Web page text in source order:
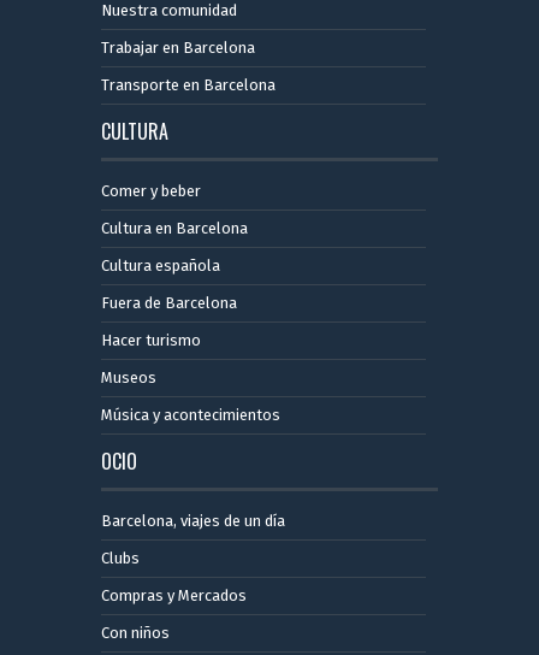
Nuestra comunidad
Trabajar en Barcelona
Transporte en Barcelona
CULTURA
Comer y beber
Cultura en Barcelona
Cultura española
Fuera de Barcelona
Hacer turismo
Museos
Música y acontecimientos
OCIO
Barcelona, ​​viajes de un día
Clubs
Compras y Mercados
Con niños